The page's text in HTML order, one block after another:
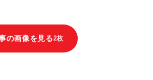
の画像を見る2枚